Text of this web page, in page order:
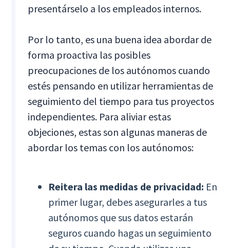
presentárselo a los empleados internos.
Por lo tanto, es una buena idea abordar de
forma proactiva las posibles
preocupaciones de los autónomos cuando
estés pensando en utilizar herramientas de
seguimiento del tiempo para tus proyectos
independientes. Para aliviar estas
objeciones, estas son algunas maneras de
abordar los temas con los autónomos:
Reitera las medidas de privacidad: En
primer lugar, debes asegurarles a tus
autónomos que sus datos estarán
seguros cuando hagas un seguimiento